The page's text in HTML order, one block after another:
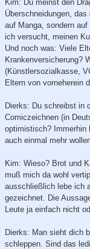
Kim: Du meinst den
Überschneidungen,
auf Manga, sondern
ich versucht, meinen
Und noch was: Viele
Krankenversicherung?
(Künstlersozialkasse,
Eltern von vorneherein
Dierks: Du schreibst in
Comiczeichnen (in
optimistisch? Immerhin
auch einmal mehr
Kim: Wieso? Brot und
muß mich da wohl
ausschließlich lebe ich
gezeichnet. Die
Leute ja einfach nicht
Dierks: Man sieht dich
schleppen. Sind das